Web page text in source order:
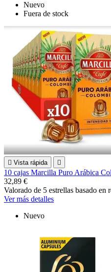
Nuevo
Fuera de stock
 Vista rápida 
10 cajas Marcilla Puro Arábica
32,89 €
Valorado de 5 estrellas basado en
Ver más detalles
Nuevo